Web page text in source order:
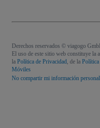
Derechos reservados © viagogo
El uso de este sitio web constituye la
la Política de Privacidad, de la Política
Móviles
No compartir mi información